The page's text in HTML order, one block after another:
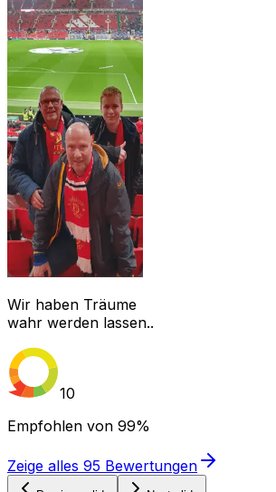
Wir haben Träume
wahr werden lassen..
10
Empfohlen von 99%
Zeige alles 95 Bewertungen